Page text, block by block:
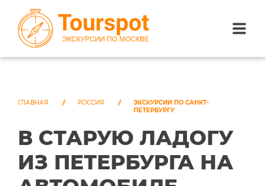
ЭКСКУРСИИ ПО МОСКВЕ
ЭКСКУРСИИ ПО СОЧИ
О НАС
ГЛАВНАЯ РОССИЯ
ЭКСКУРСИИ ПО САНКТ-
ПЕТЕРБУРГУ
В СТАРУЮ ЛАДОГУ
ИЗ ПЕТЕРБУРГА НА